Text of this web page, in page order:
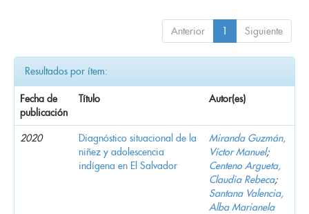
Anterior 1 Siguiente
Resultados por ítem:
Fecha de
publicación
Título Autor(es)
2020
Diagnóstico situacional de la
niñez y adolescencia
indígena en El Salvador
Miranda Guzmán,
Víctor Manuel;
Centeno Argueta,
Claudia Rebeca;
Santana Valencia,
Alba Marianela